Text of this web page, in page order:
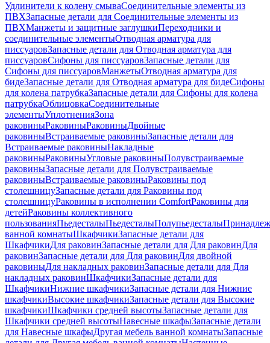
Удлинители к колену смываСоединительные элементы из
ПВХЗапасные детали для Соединительные элементы из
ПВХМанжеты и защитные заглушкиПереходники и
соединительные элементыОтводная арматура для
писсуаровЗапасные детали для Отводная арматура для
писсуаровCифоны для писсуаровЗапасные детали для
Cифоны для писсуаровМанжетыОтводная арматура для
бидеЗапасные детали для Отводная арматура для бидеСифоны
для колена патрубкаЗапасные детали для Сифоны для колена
патрубкаОблицовкаСоединительные
элементыУплотненияЗона
раковиныРаковиныРаковиныДвойные
раковиныВстраиваемые раковиныЗапасные детали для
Встраиваемые раковиныНакладные
раковиныРаковиныУгловые раковиныПолувстраиваемые
раковиныЗапасные детали для Полувстраиваемые
раковиныВстраиваемые раковиныРаковины под
столешницуЗапасные детали для Раковины под
столешницуРаковины в исполнении ComfortPаковины для
детейРаковины коллективного
пользованияПьедесталыПьедесталыПолупьедесталы
ванной комнатыШкафчикиЗапасные детали для
ШкафчикиДля раковинЗапасные детали для Для раковинДля
раковинЗапасные детали для Для раковинДля двойной
раковиныДля накладных pаковинЗапасные детали для Для
накладных pаковинШкафчикиЗапасные детали для
ШкафчикиНижние шкафчикиЗапасные детали для Нижние
шкафчикиВысокие шкафчикиЗапасные детали для Высокие
шкафчикиШкафчики средней высотыЗапасные детали для
Шкафчики средней высотыНавесные шкафыЗапасные детали
для Навесные шкафыДругая мебель ванной комнатыЗапасные